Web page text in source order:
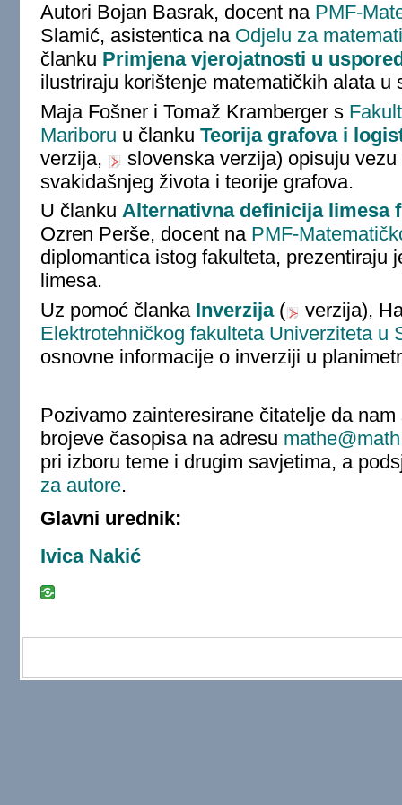
Autori Bojan Basrak, docent na PMF-
Slamić, asistentica na Odjelu za
članku Primjena vjerojatnosti u
ilustriraju korištenje matematičkih alata u
Maja Fošner i Tomaž Kramberger s
Mariboru u članku Teorija grafova i
verzija,
slovenska verzija) opisuju
svakidašnjeg života i teorije grafova.
U članku Alternativna definicija limesa
Ozren Perše, docent na PMF-
diplomantica istog fakulteta, prezentiraju
limesa.
Uz pomoć članka Inverzija(
verzija),
Elektrotehničkog fakulteta Univerziteta u
osnovne informacije o inverziji u
Pozivamo zainteresirane čitatelje da
brojeve časopisa na adresu
pri izboru teme i drugim savjetima, a
za autore.
Glavni urednik:
Ivica Nakić